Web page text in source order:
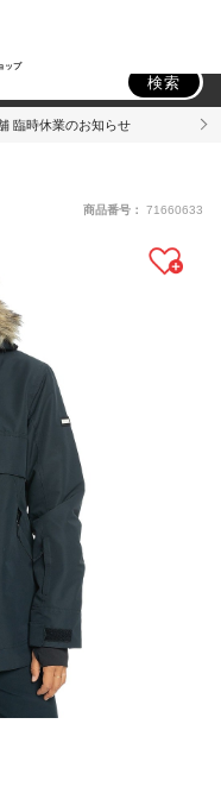
ップ
検索
臨時休業のお知らせ
商品番号： 71660633